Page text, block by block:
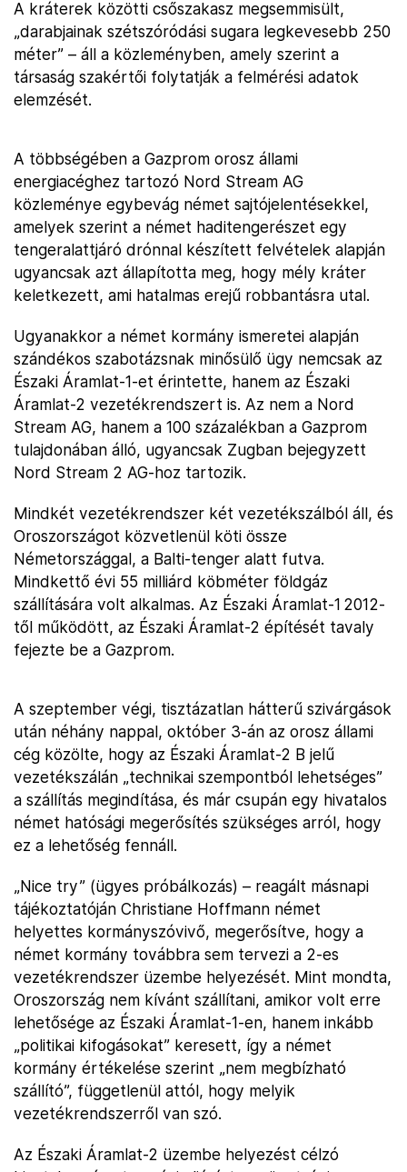
A kráterek közötti csőszakasz megsemmisült,
„darabjainak szétszóródási sugara legkevesebb 250
méter” – áll a közleményben, amely szerint a
társaság szakértői folytatják a felmérési adatok
elemzését.
A többségében a Gazprom orosz állami
energiacéghez tartozó Nord Stream AG
közleménye egybevág német sajtójelentésekkel,
amelyek szerint a német haditengerészet egy
tengeralattjáró drónnal készített felvételek alapján
ugyancsak azt állapította meg, hogy mély kráter
keletkezett, ami hatalmas erejű robbantásra utal.
Ugyanakkor a német kormány ismeretei alapján
szándékos szabotázsnak minősülő ügy nemcsak az
Északi Áramlat-1-et érintette, hanem az Északi
Áramlat-2 vezetékrendszert is. Az nem a Nord
Stream AG, hanem a 100 százalékban a Gazprom
tulajdonában álló, ugyancsak Zugban bejegyzett
Nord Stream 2 AG-hoz tartozik.
Mindkét vezetékrendszer két vezetékszálból áll, és
Oroszországot közvetlenül köti össze
Németországgal, a Balti-tenger alatt futva.
Mindkettő évi 55 milliárd köbméter földgáz
szállítására volt alkalmas. Az Északi Áramlat-1 2012-
től működött, az Északi Áramlat-2 építését tavaly
fejezte be a Gazprom.
A szeptember végi, tisztázatlan hátterű szivárgások
után néhány nappal, október 3-án az orosz állami
cég közölte, hogy az Északi Áramlat-2 B jelű
vezetékszálán „technikai szempontból lehetséges”
a szállítás megindítása, és már csupán egy hivatalos
német hatósági megerősítés szükséges arról, hogy
ez a lehetőség fennáll.
„Nice try” (ügyes próbálkozás) – reagált másnapi
tájékoztatóján Christiane Hoffmann német
helyettes kormányszóvivő, megerősítve, hogy a
német kormány továbbra sem tervezi a 2-es
vezetékrendszer üzembe helyezését. Mint mondta,
Oroszország nem kívánt szállítani, amikor volt erre
lehetősége az Északi Áramlat-1-en, hanem inkább
„politikai kifogásokat” keresett, így a német
kormány értékelése szerint „nem megbízható
szállító”, függetlenül attól, hogy melyik
vezetékrendszerről van szó.
Az Északi Áramlat-2 üzembe helyezést célzó